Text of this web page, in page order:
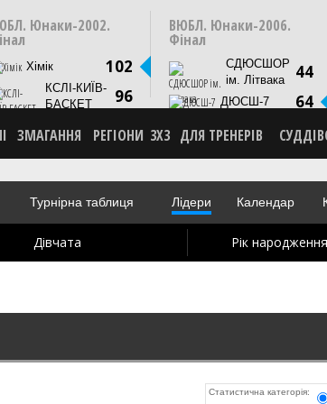
Юнаки-2002.
Хімік 102
КСЛІ-КИЇВ-
БАСКЕТ
96
18 травня
НОВИНА
ВІДЕО
ВЮБЛ. Юнаки-2006.
Фінал
СДЮСШОР
ім. Літвака
44
ДЮСШ-7 64
СУБОТУ 18 травня
СТАТИСТИКА
НОВИНА
ЗМАГАННЯ РЕГІОНИ 3X3 ДЛЯ ТРЕНЕРІВ
Турнірна таблиця Лідери Календар
Дівчата Рік народження
Статистична категорія: